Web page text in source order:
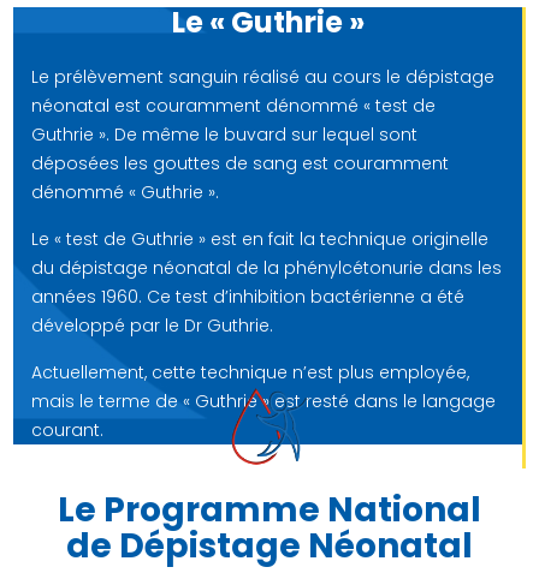
Le « Guthrie »
Le prélèvement sanguin réalisé au cours le dépistage
néonatal est couramment dénommé « test de
Guthrie ». De même le buvard sur lequel sont
déposées les gouttes de sang est couramment
dénommé « Guthrie ».
Le « test de Guthrie » est en fait la technique originelle
du dépistage néonatal de la phénylcétonurie dans les
années 1960. Ce test d’inhibition bactérienne a été
développé par le Dr Guthrie.
Actuellement, cette technique n’est plus employée,
mais le terme de « Guthrie » est resté dans le langage
courant.
Le Programme National
de Dépistage Néonatal